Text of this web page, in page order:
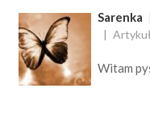
Sarenka
Witam